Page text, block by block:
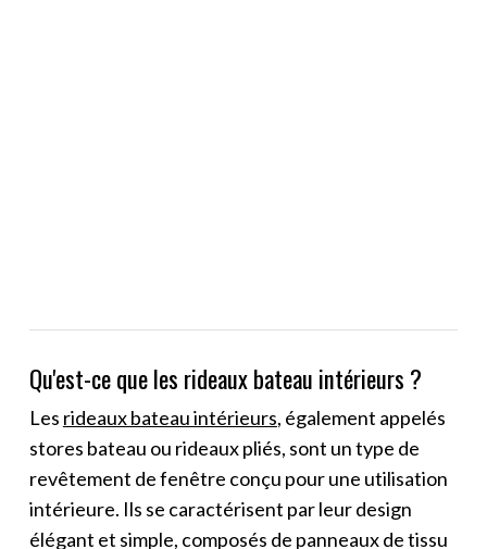
Qu'est-ce que les rideaux bateau intérieurs ?
Les rideaux bateau intérieurs, également appelés
stores bateau ou rideaux pliés, sont un type de
revêtement de fenêtre conçu pour une utilisation
intérieure. Ils se caractérisent par leur design
élégant et simple, composés de panneaux de tissu